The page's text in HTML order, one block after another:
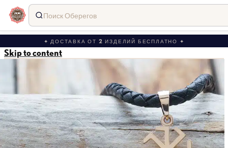
✦ ДОСТАВКА ОТ 2 ИЗДЕЛИЙ БЕСПЛАТНО ✦
Skip to content
Поиск Оберегов